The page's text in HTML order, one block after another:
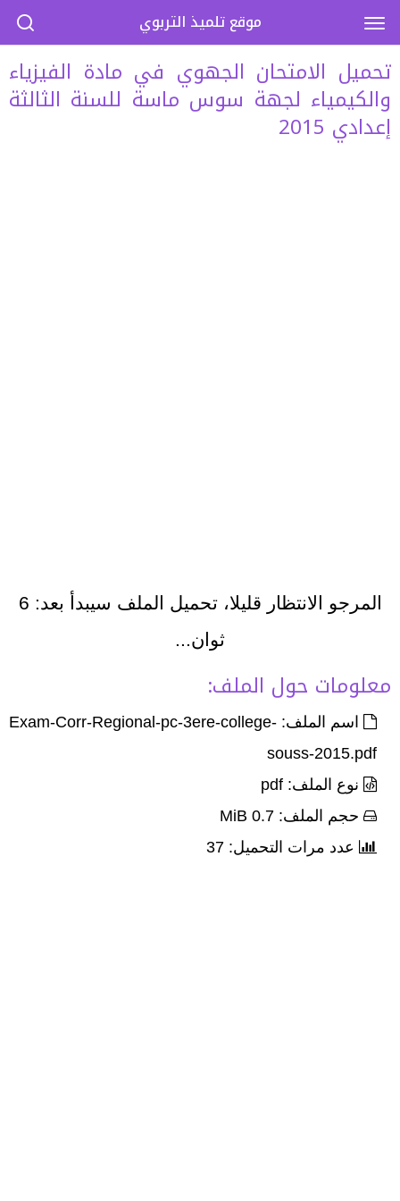
تحميل الامتحان الجهوي في مادة الفيزياء
والكيمياء لجهة سوس ماسة للسنة الثالثة
إعدادي 2015
المرجو الانتظار قليلا، تحميل الملف سيبدأ بعد: 6
ثوان...
معلومات حول الملف:
اسم الملف: Exam-Corr-Regional-pc-3ere-college-
souss-2015.pdf
نوع الملف: pdf
حجم الملف: 0.7 MiB
عدد مرات التحميل: 37
موقع تلميذ التربوي